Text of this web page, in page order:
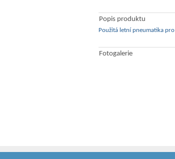
Popis produktu
Použitá letní pneumatika
Fotogalerie